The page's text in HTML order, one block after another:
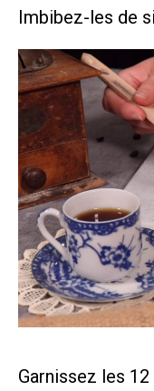
Imbibez-les de
Garnissez les